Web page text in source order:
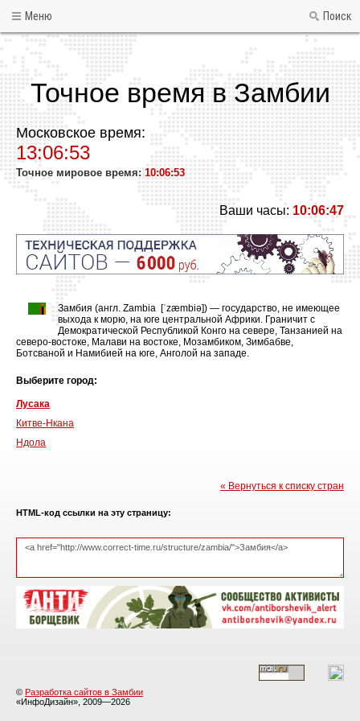
Меню Поиск
Точное время в Замбии
Московское время:
13:06:53
Точное мировое время: 10:06:53
Ваши часы: 10:06:47
Замбия (англ. Zambia [ˈzæmbiə]) — государство, не имеющее
выхода к морю, на юге центральной Африки. Граничит с
Демократической Республикой Конго на севере, Танзанией на
северо-востоке, Малави на востоке, Мозамбиком, Зимбабве,
Ботсваной и Намибией на юге, Анголой на западе.
Выберите город:
Лусака
Китве-Нкана
Ндола
« Вернуться к списку стран
HTML-код ссылки на эту страницу:
© Разработка сайтов в Замбии
«ИнфоДизайн», 2009—2026